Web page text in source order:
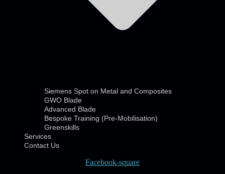
Siemens Spot on Metal and Composites
GWO Blade
Advanced Blade
Bespoke Training (Pre-Mobilisation)
Greenskills
Services
Contact Us
Facebook-square